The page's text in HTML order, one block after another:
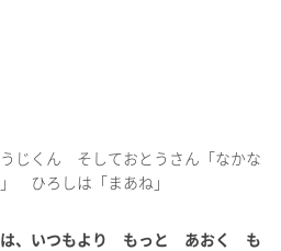
くん そしておとうさん「なかな
ろしは「まあね」
、いつもより もっと あおく も